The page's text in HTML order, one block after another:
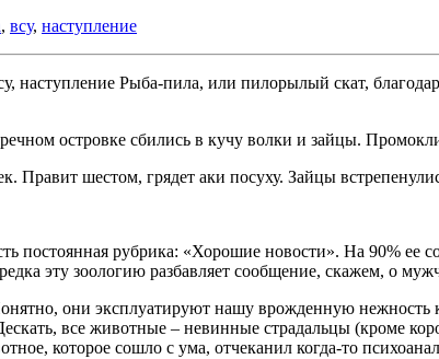
, всу, наступление
Рыба-пила, или пилорылый скат,
островке сбились в кучу волки и зайцы.
Правит шестом, грядет аки посуху. Зайцы
постоянная рубрика: «Хорошие новости». На 90% ее
эту зоологию разбавляет сообщение, скажем, о
они эксплуатируют нашу врожденную
все животные – невинные страдальцы (кроме
которое сошло с ума, отчеканил когда-то